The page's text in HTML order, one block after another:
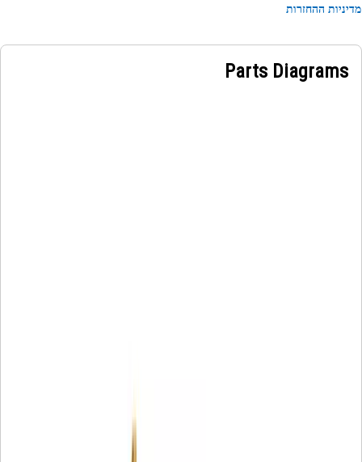
ההחזרות
Parts Diagrams